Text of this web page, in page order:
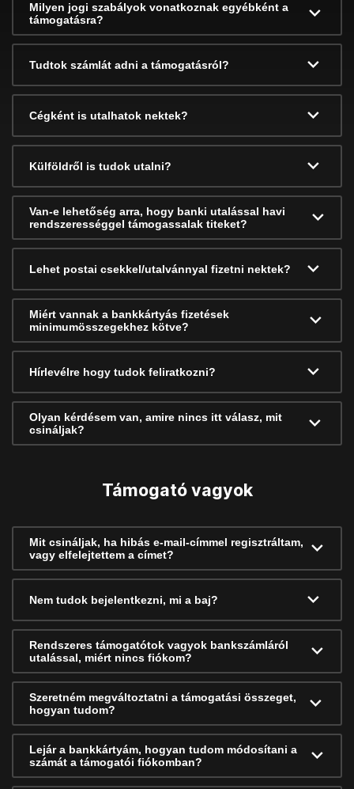
Milyen jogi szabályok vonatkoznak egyébként a
támogatásra?
Tudtok számlát adni a támogatásról?
Cégként is utalhatok nektek?
Külföldről is tudok utalni?
Van-e lehetőség arra, hogy banki utalással havi
rendszerességgel támogassalak titeket?
Lehet postai csekkel/utalvánnyal fizetni nektek?
Miért vannak a bankkártyás fizetések
minimumösszegekhez kötve?
Hírlevélre hogy tudok feliratkozni?
Olyan kérdésem van, amire nincs itt válasz, mit
csináljak?
Támogató vagyok
Mit csináljak, ha hibás e-mail-címmel regisztráltam,
vagy elfelejtettem a címet?
Nem tudok bejelentkezni, mi a baj?
Rendszeres támogatótok vagyok bankszámláról
utalással, miért nincs fiókom?
Szeretném megváltoztatni a támogatási összeget,
hogyan tudom?
Lejár a bankkártyám, hogyan tudom módosítani a
számát a támogatói fiókomban?